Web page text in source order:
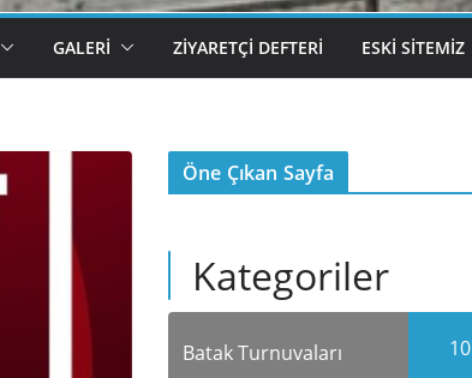
GALERI ZIYARETÇI DEFTERI ESKI SITEMIZ
Öne Çıkan Sayfa
Kategoriler
Batak Turnuvaları 10